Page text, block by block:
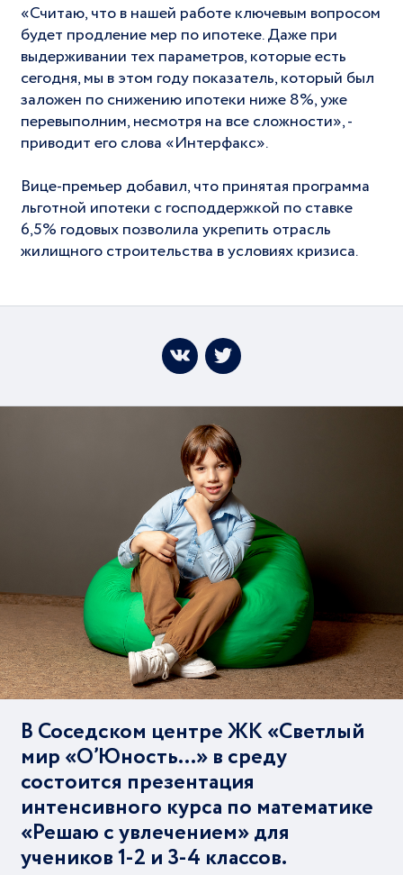
«Считаю, что в нашей работе ключевым вопросом
будет продление мер по ипотеке. Даже при
выдерживании тех параметров, которые есть
сегодня, мы в этом году показатель, который был
заложен по снижению ипотеки ниже 8%, уже
перевыполним, несмотря на все сложности», -
приводит его слова «Интерфакс».
Вице-премьер добавил, что принятая программа
льготной ипотеки с господдержкой по ставке
6,5% годовых позволила укрепить отрасль
жилищного строительства в условиях кризиса.
В Соседском центре ЖК «Светлый
мир «О’Юность…» в среду
состоится презентация
интенсивного курса по математике
«Решаю с увлечением» для
учеников 1-2 и 3-4 классов.